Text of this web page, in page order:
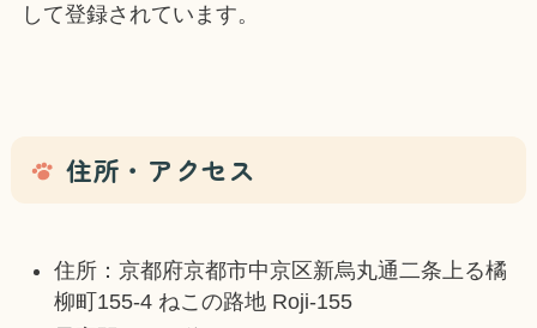
して登録されています。
住所・アクセス
住所：京都府京都市中京区新烏丸通二条上る橘
柳町155-4 ねこの路地 Roji-155